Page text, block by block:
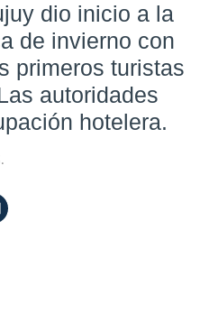
dio inicio a la
de invierno con
primeros turistas
autoridades
hotelera.